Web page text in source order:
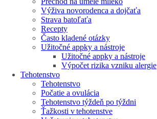
Výživa novorodenca a dojčaťa
Strava batoľaťa
Recepty
Často kladené otázky
Užitočné appky a nástroje
Užitočné appky a nástroje
Výpočet rizika vzniku alergie
Tehotenstvo
Tehotenstvo
Počatie a ovulácia
Tehotenstvo týždeň po týždni
Ťažkosti v tehotenstve